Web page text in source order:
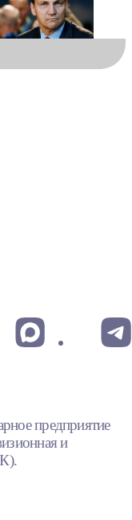
предприятие
и